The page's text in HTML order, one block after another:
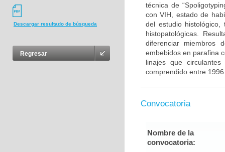
Descargar resultado de búsqueda
Regresar
técnica de
con VIH, estado de
del estudio
histopatológicas.
diferenciar miembros
embebidos en parafina
linajes que
comprendido entre
Convocatoria
Nombre de la
convocatoria: